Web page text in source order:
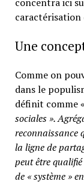
concentra ici
caractérisation
Une
Comme on
dans le
définit comme «
sociales ».
reconnaissance
la ligne de
peut être qualifié
de « système »